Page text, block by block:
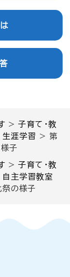
>子育て・教
生涯学習 > 第
子
>子育て・教
自主学習教室
の様子